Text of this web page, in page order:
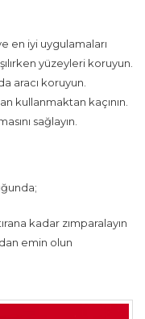
en iyi uygulamaları
yüzeyleri koruyun.
aracı koruyun.
kullanmaktan kaçının.
sağlayın.
kadar zımparalayın
emin olun